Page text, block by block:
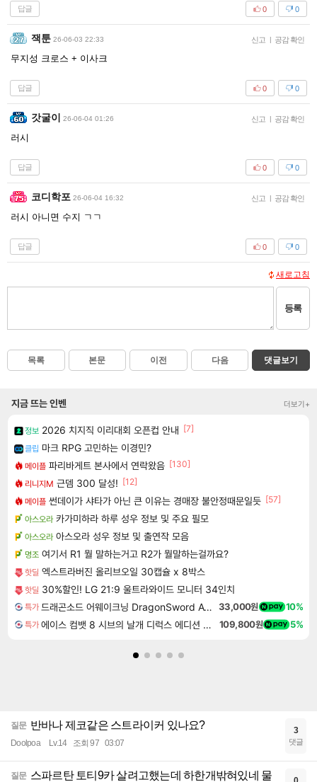
답글 0
0
잭툰 26-06-03 22:33 신고 | 공감 확인
무지성 크로스 + 이사크
답글 0
0
갓굴이 26-06-04 01:26 신고 | 공감 확인
러시
답글 0
0
코디학포 26-06-04 16:32 신고 | 공감 확인
러시 아니면 수지 ㄱㄱ
답글 0
0
새로고침
등록
목록 본문 이전 다음 댓글보기
지금 뜨는 인벤 더보기+
정보 2026 치지직 이리대회 오픈컵 안내 [7]
클립 마크 RPG 고민하는 이경민?
메이플 파리바게트 본사에서 연락왔음 [130]
리니지M 근뎀 300 달성! [12]
메이플 썬데이가 샤타가 아닌 큰 이유는 경매장 불안정때문일듯 [57]
아스오라 카가미하라 하루 성우 정보 및 주요 필모
아스오라 아스오라 성우 정보 및 출연작 모음
명조 여기서 R1 뭘 말하는거고 R2가 뭘말하는걸까요?
핫딜 엑스트라버진 올리브오일 30캡슐 x 8박스
핫딜 30%할인! LG 21:9 울트라와이드 모니터 34인치
특가 드래곤소드 어웨이크닝 DragonSword Awakening 33,000원 10%
특가 에이스 컴뱃 8 시브의 날개 디럭스 에디션 예약구매 ACE COMBAT 8 WINGS OF THEVE Deluxe Edition 109,800원 5%
질문 반바나 제코같은 스트라이커 있나요?
Doolpoa Lv.14 조회 97 03:07
3
댓글
질문 스파르탄 토티9카 살려고했는데 하한개밖혀있네 물